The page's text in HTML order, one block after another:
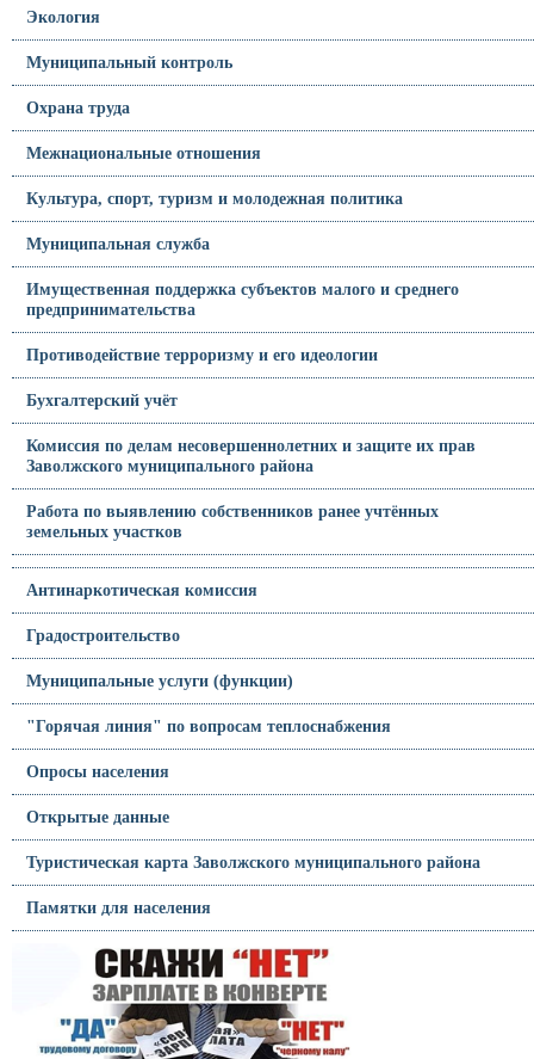
Экология
Муниципальный контроль
Охрана труда
Межнациональные отношения
Культура, спорт, туризм и молодежная политика
Муниципальная служба
Имущественная поддержка субъектов малого и среднего
предпринимательства
Противодействие терроризму и его идеологии
Бухгалтерский учёт
Комиссия по делам несовершеннолетних и защите их прав
Заволжского муниципального района
Работа по выявлению собственников ранее учтённых
земельных участков
Антинаркотическая комиссия
Градостроительство
Муниципальные услуги (функции)
"Горячая линия" по вопросам теплоснабжения
Опросы населения
Открытые данные
Туристическая карта Заволжского муниципального района
Памятки для населения